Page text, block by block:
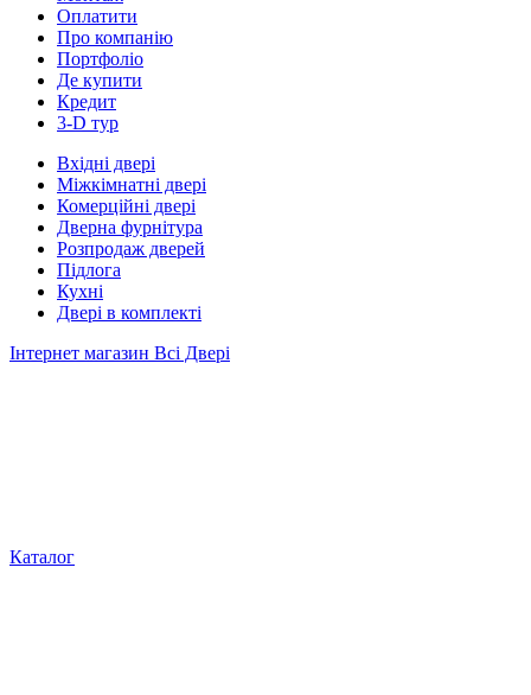
Оплатити
Про компанію
Портфоліо
Де купити
Кредит
3-D тур
Вхідні двері
Міжкімнатні двері
Комерційні двері
Дверна фурнітура
Розпродаж дверей
Підлога
Кухні
Двері в комплекті
Інтернет магазин Всі Двері
Каталог